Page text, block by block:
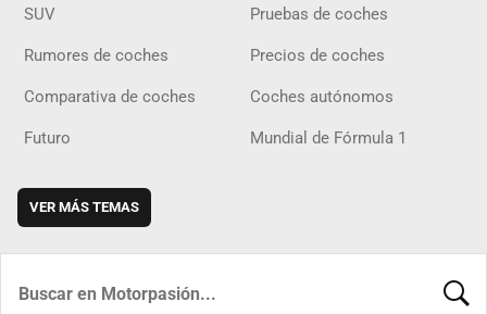
SUV Pruebas de coches
Rumores de coches Precios de coches
Comparativa de coches Coches autónomos
Futuro Mundial de Fórmula 1
VER MÁS TEMAS